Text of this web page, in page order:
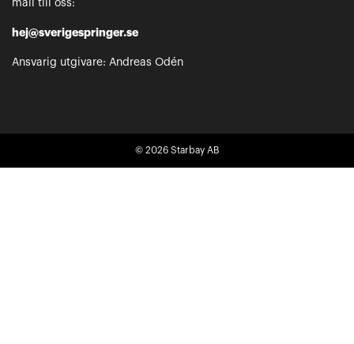
mail till oss:
hej@sverigespringer.se
Ansvarig utgivare: Andreas Odén
© 2026 Starbay AB